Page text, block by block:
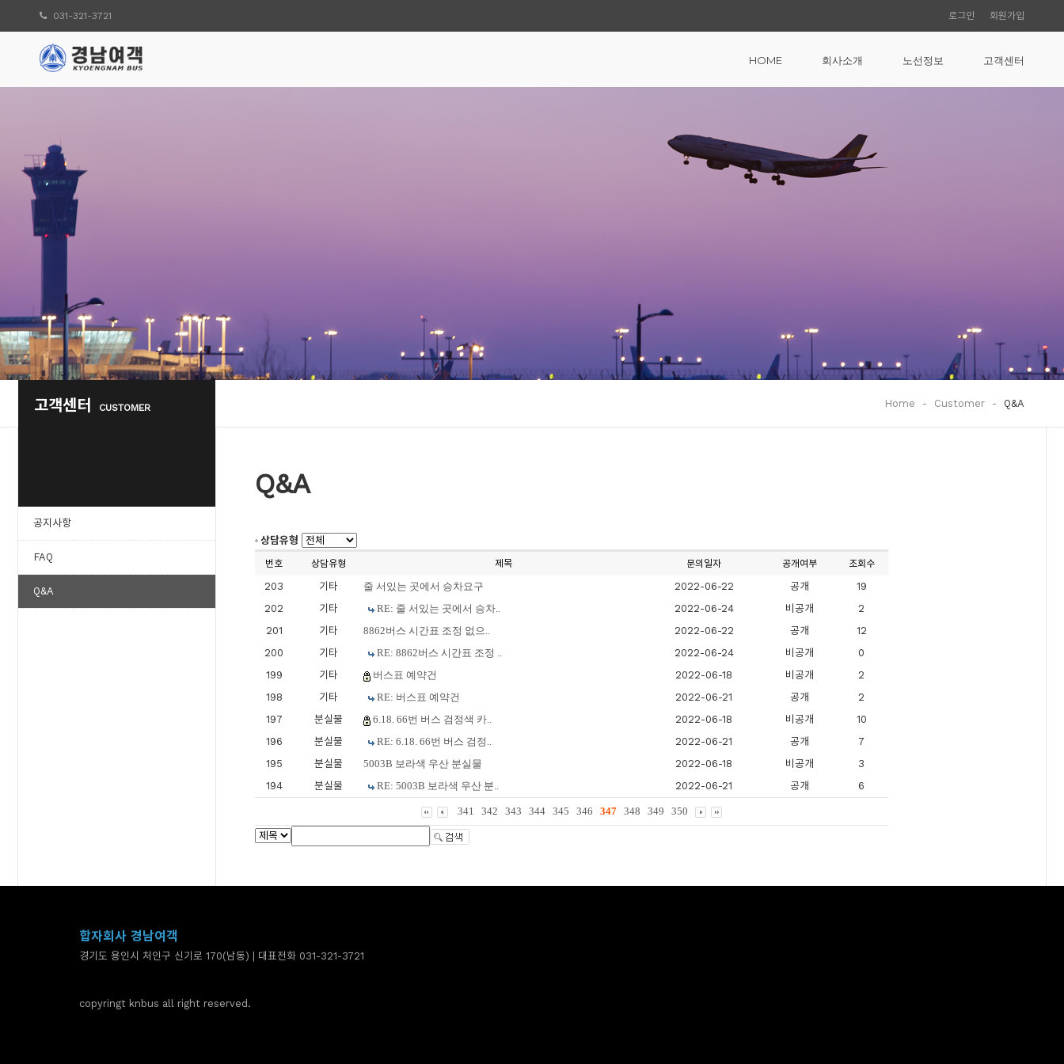
031-321-3721 로그인 회원가입
HOME 회사소개 노선정보 고객센터
Home - Customer - Q&A
고객센터 CUSTOMER
공지사항
FAQ
Q&A
Q&A
상담유형
번호 상담유형 제목 문의일자 공개여부 조회수
203 기타 줄 서있는 곳에서 승차요구 2022-06-22 공개
19
202
기타 RE: 줄 서있는 곳에서 승차.. 2022-06-24 비공개
2
201
기타 8862버스 시간표 조정 없으.. 2022-06-22 공개
12
200
기타 RE: 8862버스 시간표 조정 .. 2022-06-24 비공개
0
199
기타 버스표 예약건 2022-06-18 비공개
2
198
기타 RE: 버스표 예약건 2022-06-21 공개
2
197
분실물 6.18. 66번 버스 검정색 카.. 2022-06-18 비공개
10
196
분실물 RE: 6.18. 66번 버스 검정.. 2022-06-21 공개
7
195
분실물 5003B 보라색 우산 분실물 2022-06-18 비공개
3
194
분실물 RE: 5003B 보라색 우산 분.. 2022-06-21 공개 6
341 342 343 344 345 346 347 348 349 350
합자회사 경남여객
경기도 용인시 처인구 신기로 170(남동) | 대표전화 031-321-3721
copyringt knbus all right reserved.